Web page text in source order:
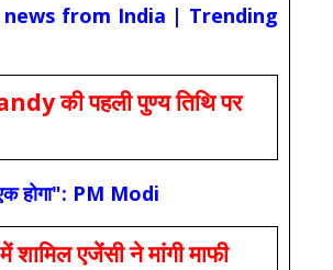
from India | Trending
की पहली पुण्य तिथि पर
होगा": PM Modi
एजेंसी ने मांगी माफी